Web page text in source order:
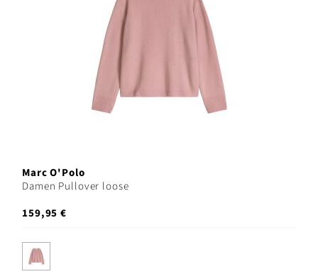
Marc O'Polo
Damen Pullover loose
159,95 €